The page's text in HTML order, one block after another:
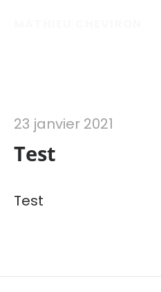
23 janvier 2021
Test
Test